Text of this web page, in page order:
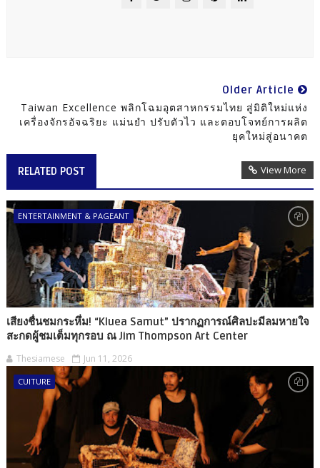
Older Article
Taiwan Excellence พลิกโฉมอุตสาหกรรมไทย สู่มิติใหม่แห่ง
เครื่องจักรอัจฉริยะ แม่นยำ ปรับตัวไว และตอบโจทย์การผลิต
ยุคใหม่สู่อนาคต
RELATED POST View More
ENTERTAINMENT & PAGEANT
เสียงชื่นชมกระหึ่ม! “Kluea Samut” ปรากฏการณ์ศิลปะมีลมหายใจ
สะกดผู้ชมเต็มทุกรอบ ณ Jim Thompson Art Center
Thesiamese Jun 11, 2026
CUITURE